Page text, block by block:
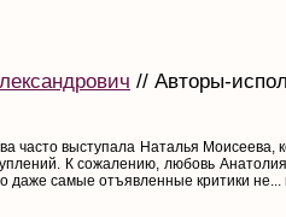
// Авторы-
часто выступала Наталья Моисеева,
К сожалению, любовь
даже самые отъявленные критики не...